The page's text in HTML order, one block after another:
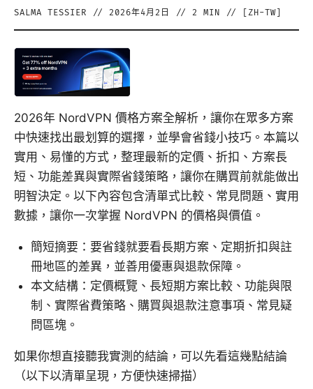
SALMA TESSIER // 2026年4月2日 // 2 MIN // [ ZH-TW
2026年 NordVPN 價格方案全解析，讓你在眾多方案
中快速找出最划算的選擇，並學會省錢小技巧。本篇以
實用、易懂的方式，整理最新的定價、折扣、方案長
短、功能差異與實際省錢策略，讓你在購買前就能做出
明智決定。以下內容包含清單式比較、常見問題、實用
數據，讓你一次掌握 NordVPN 的價格與價值。
簡短摘要：要省錢就要看長期方案、定期折扣與註
冊地區的差異，並善用優惠與退款保障。
本文結構：定價概覽、長短期方案比較、功能與限
制、實際省費策略、購買與退款注意事項、常見疑
問區塊。
如果你想直接聽我實測的結論，可以先看這幾點結論
（以下以清單呈現，方便快速掃描）